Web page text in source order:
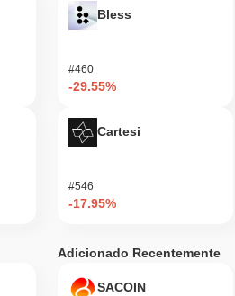
Bless
#460
-29.55%
Cartesi
#546
-17.95%
Adicionado Recentemente
SACOIN